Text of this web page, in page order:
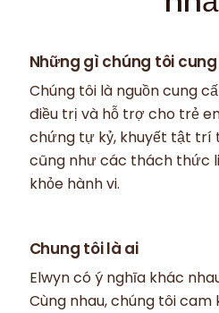
Những gì chúng tôi
Chúng tôi là nguồn cung
điều trị và hỗ trợ cho trẻ
chứng tự kỷ, khuyết tật trí
cũng như các thách thức
khỏe hành vi.
Chung tôi là ai
Elwyn có ý nghĩa khác
Cùng nhau, chúng tôi